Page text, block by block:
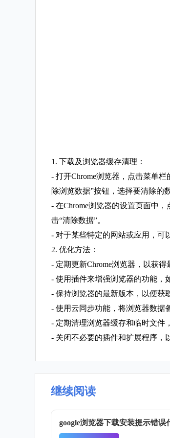
1. 下载及浏览器缓存清理：
- 打开Chrome浏览器，点击菜单
除浏览数据”按钮，选择要清除的
- 在Chrome浏览器的设置页面中
击“清除数据”。
- 对于某些特定的网站或应用，可
2. 优化方法：
- 定期更新Chrome浏览器，以获得
- 使用插件来增强浏览器的功能，
- 保持浏览器的最新版本，以便获
- 使用云同步功能，将浏览器数据
- 定期清理浏览器缓存和临时文件
- 关闭不必要的插件和扩展程序，
继续阅读